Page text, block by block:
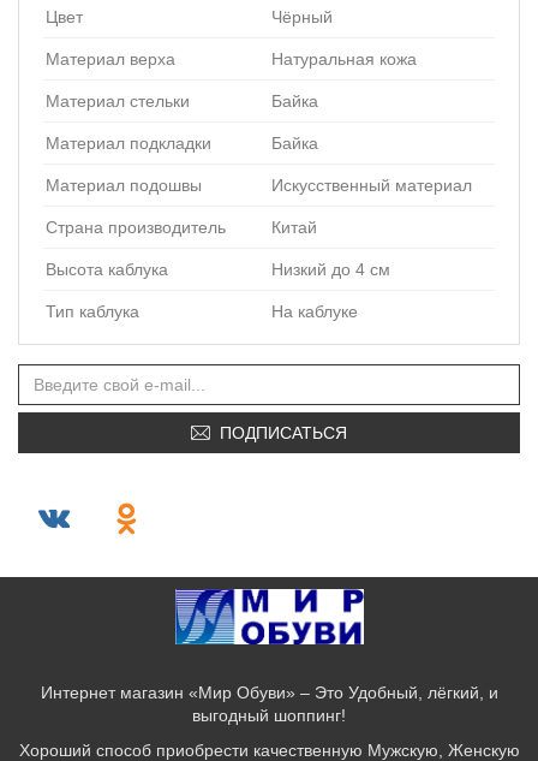
Цвет Чёрный
Материал верха Натуральная кожа
Материал стельки Байка
Материал подкладки Байка
Материал подошвы Искусственный материал
Страна производитель Китай
Высота каблука Низкий до 4 см
Тип каблука На каблуке
ПОДПИСАТЬСЯ
Интернет магазин «Мир Обуви» – Это Удобный, лёгкий, и
выгодный шоппинг!
Хороший способ приобрести качественную Мужскую, Женскую